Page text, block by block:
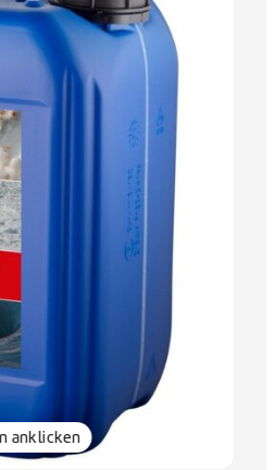
VIEW ALL
reinigen
VIEW ALL
VIEW ALL
anklicken